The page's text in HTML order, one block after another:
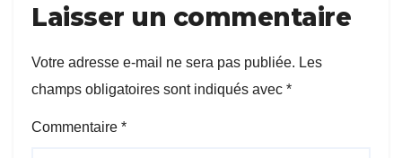
Laisser un commentaire
Votre adresse e-mail ne sera pas publiée. Les
champs obligatoires sont indiqués avec *
Commentaire *